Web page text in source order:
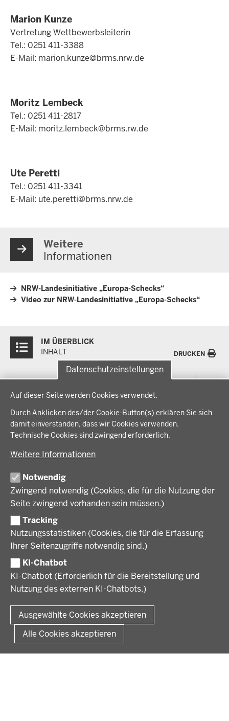
Datenschutzeinstellungen
Auf dieser Seite werden Cookies verwendet.
Durch Anklicken des/der Cookie-Button(s) erklären Sie sich
damit einverstanden, dass wir Cookies verwenden.
Technische Cookies sind zwingend erforderlich.
Weitere Informationen
Notwendig
Zwingend notwendig (Cookies, die für die Nutzung der
Seite zwingend vorhanden sein müssen.)
Tracking
Nutzungsstatistiken (Cookies, die für die Erfassung
Ihrer Seitenzugriffe notwendig sind.)
KI-Chatbot
KI-Chatbot (Erforderlich für die Bereitstellung und
Nutzung des externen KI-Chatbots.)
Ausgewählte Cookies akzeptieren
Alle Cookies akzeptieren
Marion Kunze
Vertretung Wettbewerbsleiterin
Tel.: 0251 411-3388
E-Mail: marion.kunze@brms.nrw.de
Moritz Lembeck
Tel.: 0251 411-2817
E-Mail: moritz.lembeck@brms.rw.de
Ute Peretti
Tel.: 0251 411-3341
E-Mail: ute.peretti@brms.nrw.de
Weitere
Informationen
NRW-Landesinitiative „Europa-Schecks“
Video zur NRW-Landesinitiative „Europa-Schecks“
Inhalte
IM ÜBERBLICK
INHALT
DRUCKEN
Menü
der
Fußzeile
THEMEN
Bauen, Planen und Verkehr
Bildung, Schule und Sport
Regionalplanung und Regionalrat
Wirtschaft, Kultur und Kommunales
IM FOKUS
Energiewende AG
Zusammenarbeit mit den Niederlanden
BEZIRKSREGIERUNG
Regierungsbezirk Münster
Geschichte und Gegenwart
Behördenleitung
Organisation
Förderlotsinnen und Förderlotsen
KARRIERE UND AUSBILDUNG
Stellenangebote
Ausbildung
Volljurist:in
Praktikum
Stellenangebote im Schulbereich
VERFAHREN UND BEKANNTMACHUNGEN
Amtsblatt
Verfahrensübersichten
PRESSE
Pressemitteilungen
Podcast
© 2026 Bezirksregierung Münster
Fußzeile
Impressum Datenschutz Rechtliche Hinweise
Kurzlink zu dieser Seite